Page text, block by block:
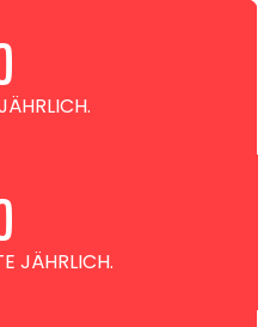
JÄHRLICH.